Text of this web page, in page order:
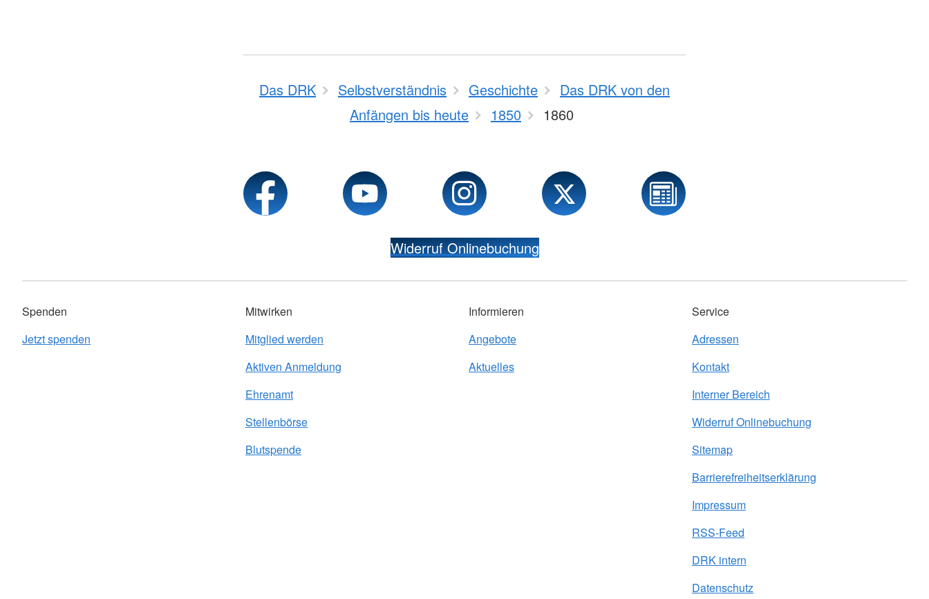
Das DRK Selbstverständnis Geschichte
Das DRK von den
Anfängen bis heute
1850 1860
Widerruf Onlinebuchung
Spenden
Jetzt spenden
Mitwirken
Mitglied werden
Aktiven Anmeldung
Ehrenamt
Stellenbörse
Blutspende
Informieren
Angebote
Aktuelles
Service
Adressen
Kontakt
Interner Bereich
Widerruf Onlinebuchung
Sitemap
Barrierefreiheitserklärung
Impressum
RSS-Feed
DRK intern
Datenschutz